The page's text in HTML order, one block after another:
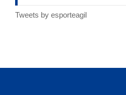
Tweets by esporteagil